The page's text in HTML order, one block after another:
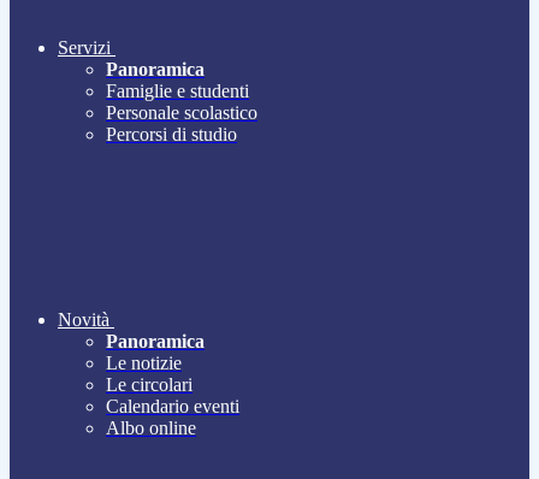
Servizi
Panoramica
Famiglie e studenti
Personale scolastico
Percorsi di studio
Novità
Panoramica
Le notizie
Le circolari
Calendario eventi
Albo online